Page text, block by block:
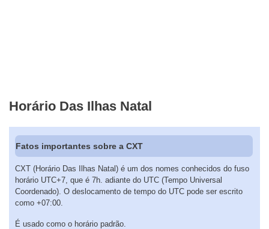
Horário Das Ilhas Natal
Fatos importantes sobre a CXT
CXT (Horário Das Ilhas Natal) é um dos nomes conhecidos do fuso
horário UTC+7, que é 7h. adiante do UTC (Tempo Universal
Coordenado). O deslocamento de tempo do UTC pode ser escrito
como +07:00.
É usado como o horário padrão.